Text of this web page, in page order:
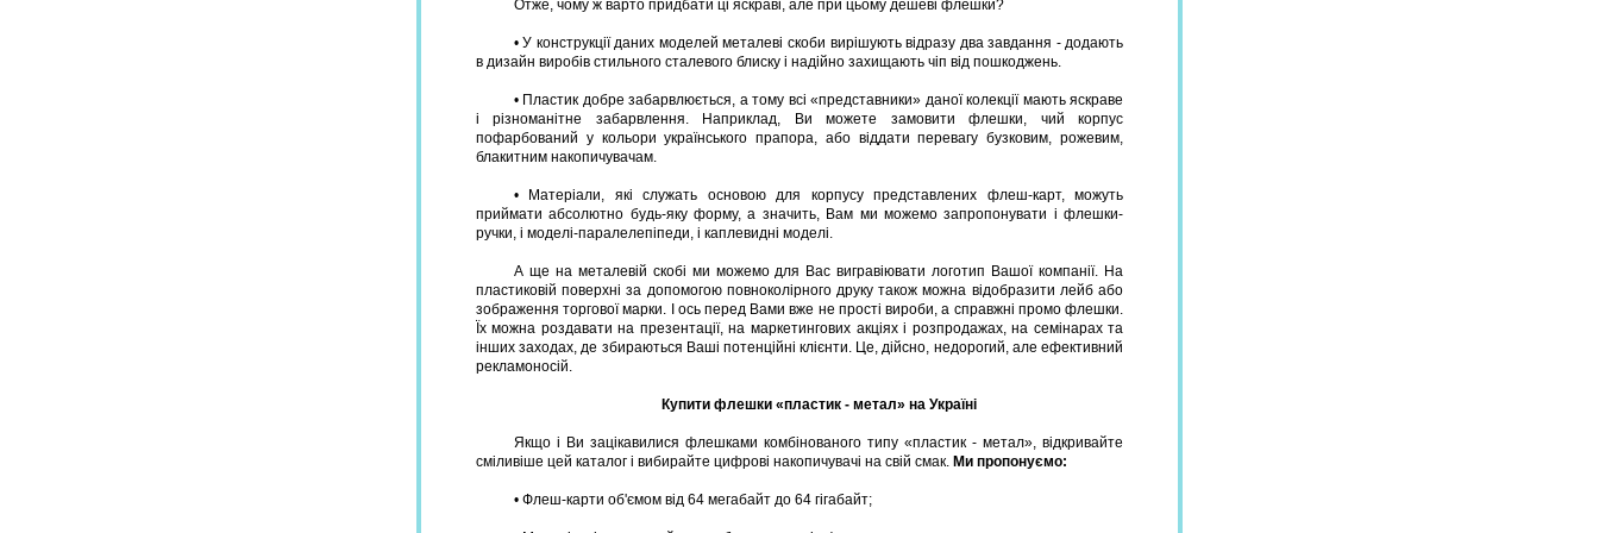
Отже, чому ж варто придбати ці яскраві, але при цьому дешеві флешки?
• У конструкції даних моделей металеві скоби вирішують відразу два завдання - додають
в дизайн виробів стильного сталевого блиску і надійно захищають чіп від пошкоджень.
• Пластик добре забарвлюється, а тому всі «представники» даної колекції мають яскраве
і різноманітне забарвлення. Наприклад, Ви можете замовити флешки, чий корпус
пофарбований у кольори українського прапора, або віддати перевагу бузковим, рожевим,
блакитним накопичувачам.
• Матеріали, які служать основою для корпусу представлених флеш-карт, можуть
приймати абсолютно будь-яку форму, а значить, Вам ми можемо запропонувати і флешки-
ручки, і моделі-паралелепіпеди, і каплевидні моделі.
А ще на металевій скобі ми можемо для Вас вигравіювати логотип Вашої компанії. На
пластиковій поверхні за допомогою повноколірного друку також можна відобразити лейб або
зображення торгової марки. І ось перед Вами вже не прості вироби, а справжні промо флешки.
Їх можна роздавати на презентації, на маркетингових акціях і розпродажах, на семінарах та
інших заходах, де збираються Ваші потенційні клієнти. Це, дійсно, недорогий, але ефективний
рекламоносій.
Купити флешки «пластик - метал» на Україні
Якщо і Ви зацікавилися флешками комбінованого типу «пластик - метал», відкривайте
сміливіше цей каталог і вибирайте цифрові накопичувачі на свій смак. Ми пропонуємо:
• Флеш-карти об'ємом від 64 мегабайт до 64 гігабайт;